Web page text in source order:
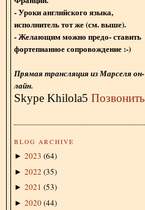
- Уроки английского языка,
исполнитель тот же (см. выше).
- Желающим можно предо- ставить
фортепианное сопровождение :-)
Прямая трансляция из Марселя он-
лайн.
Skype Khilola5 Позвонить
BLOG ARCHIVE
► 2023 (64)
► 2022 (35)
► 2021 (53)
► 2020(44)